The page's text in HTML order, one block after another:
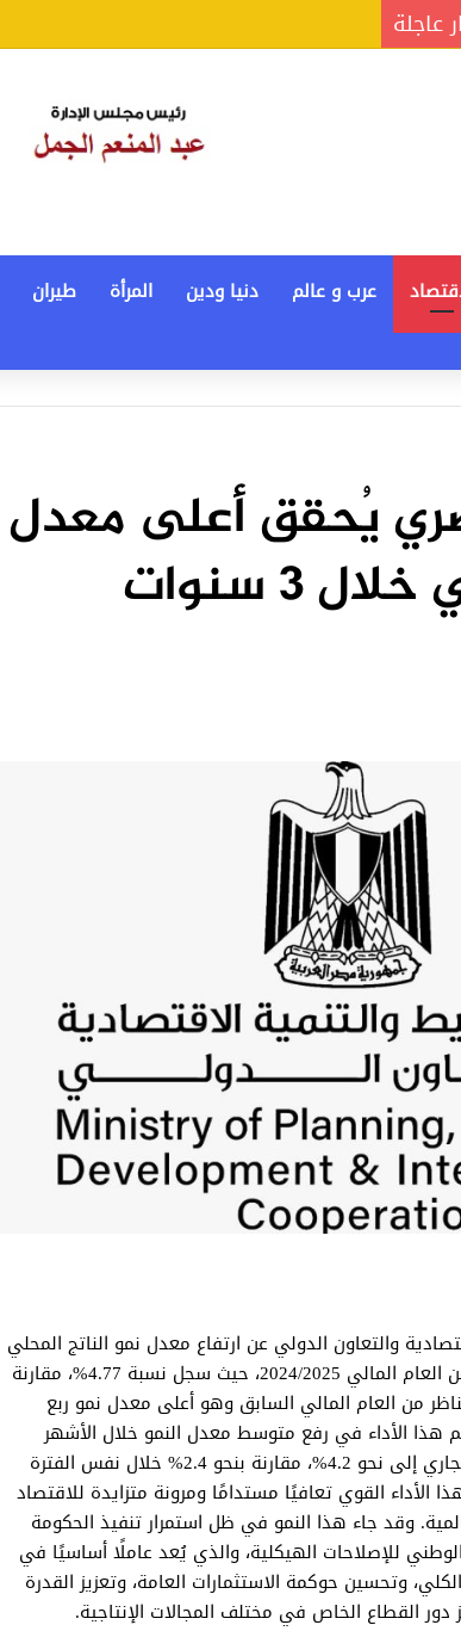
عاجلة
عرب و عالم دنيا ودين المرأة طيران
يُحقق أعلى معدل
نمو ربع سنوي خلال 3 سنوات
والتعاون الدولي عن ارتفاع معدل نمو الناتج المحلي
الإجمالي لمصر خلال الربع الثالث من العام المالي 2024/2025، حيث سجل نسبة 4.77%، مقارنة
في الربع المناظر من العام المالي السابق وهو أعلى معدل نمو ربع
الأداء في رفع متوسط معدل النمو خلال الأشهر
التسعة الأولى من العام المالي الجاري إلى نحو 4.2%، مقارنة بنحو 2.4% خلال نفس الفترة
القوي تعافيًا مستدامًا ومرونة متزايدة للاقتصاد
وقد جاء هذا النمو في ظل استمرار تنفيذ الحكومة
الوطني للإصلاحات الهيكلية، والذي يُعد عاملًا أساسيًا في
وتحسين حوكمة الاستثمارات العامة، وتعزيز القدرة
دور القطاع الخاص في مختلف المجالات الإنتاجية.